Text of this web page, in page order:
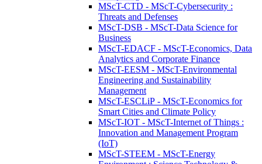
MScT-CTD - MScT-Cybersecurity :
Threats and Defenses
MScT-DSB - MScT-Data Science for
Business
MScT-EDACF - MScT-Economics, Data
Analytics and Corporate Finance
MScT-EESM - MScT-Environmental
Engineering and Sustainability
Management
MScT-ESCLiP - MScT-Economics for
Smart Cities and Climate Policy
MScT-IOT - MScT-Internet of Things :
Innovation and Management Program
(IoT)
MScT-STEEM - MScT-Energy